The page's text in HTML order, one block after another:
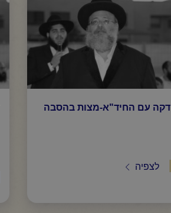
דקה עם החיד"א-מצות בהסבה
לצפיה